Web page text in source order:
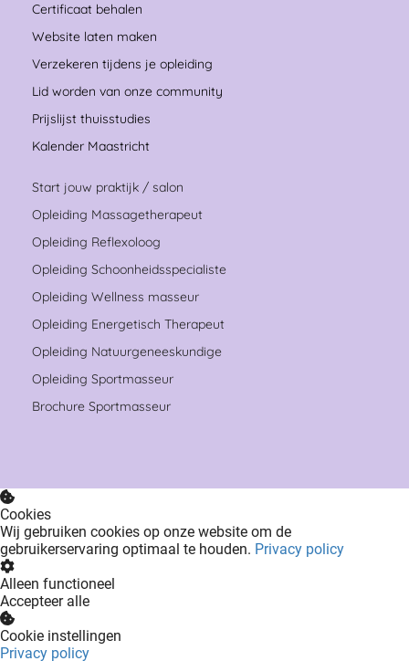
Certificaat behalen
Website laten maken
Verzekeren tijdens je opleiding
Lid worden van onze community
Prijslijst thuisstudies
Kalender Maastricht
Start jouw praktijk / salon
Opleiding Massagetherapeut
Opleiding Reflexoloog
Opleiding Schoonheidsspecialiste
Opleiding Wellness masseur
Opleiding Energetisch Therapeut
Opleiding Natuurgeneeskundige
Opleiding Sportmasseur
Brochure Sportmasseur
Cookies
Wij gebruiken cookies op onze website om de
gebruikerservaring optimaal te houden. Privacy policy
Alleen functioneel
Accepteer alle
Cookie instellingen
Privacy policy